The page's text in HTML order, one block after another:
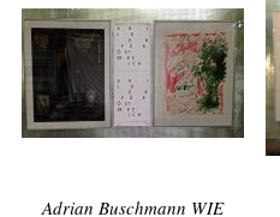
Adrian Buschmann WIE